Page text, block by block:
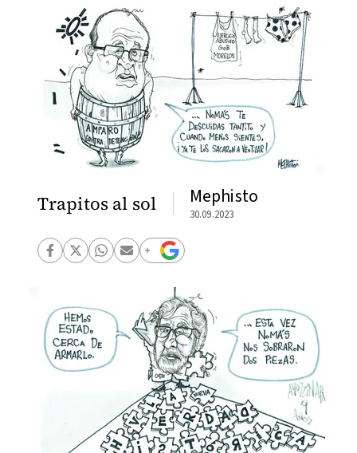
Trapitos al sol Mephisto
30.09.2023